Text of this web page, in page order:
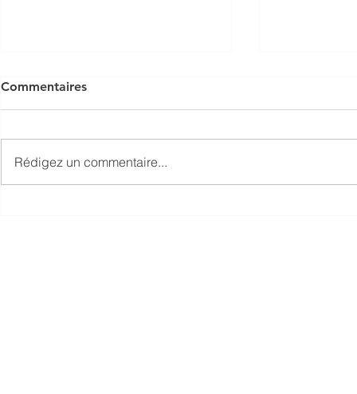
Commentaires
Rédigez un commentaire...